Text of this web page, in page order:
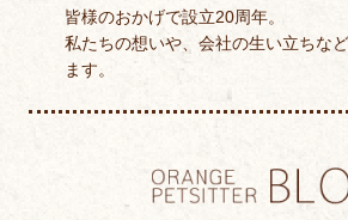
皆様のおかげで設立20周年。
私たちの想いや、会社の生い立ちな
ます。